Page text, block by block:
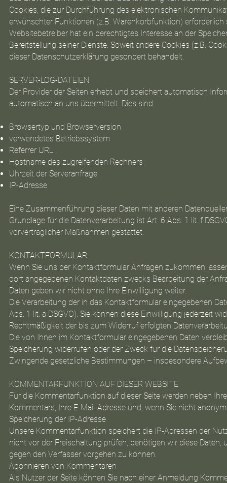
Cookies, die zur Durchführung des elektronischen
erwünschter Funktionen (z.B. Warenkorbfunktion) erforderlich
Websitebetreiber hat ein berechtigtes Interesse an der
Bereitstellung seiner Dienste. Soweit andere Cookies (z.B.
dieser Datenschutzerklärung gesondert behandelt.
SERVER-LOG-DATEIEN
Der Provider der Seiten erhebt und speichert automatisch
automatisch an uns übermittelt. Dies sind:
Browsertyp und Browserversion
verwendetes Betriebssystem
Referrer URL
Hostname des zugreifenden Rechners
Uhrzeit der Serveranfrage
IP-Adresse
Eine Zusammenführung dieser Daten mit anderen
Grundlage für die Datenverarbeitung ist Art. 6 Abs. 1 lit. f
vorvertraglicher Maßnahmen gestattet.
KONTAKTFORMULAR
Wenn Sie uns per Kontaktformular Anfragen zukommen
dort angegebenen Kontaktdaten zwecks Bearbeitung der
Daten geben wir nicht ohne Ihre Einwilligung weiter.
Die Verarbeitung der in das Kontaktformular eingegebenen
Abs. 1 lit. a DSGVO). Sie können diese Einwilligung jederzeit
Rechtmäßigkeit der bis zum Widerruf erfolgten
Die von Ihnen im Kontaktformular eingegebenen Daten
Speicherung widerrufen oder der Zweck für die
Zwingende gesetzliche Bestimmungen – insbesondere
KOMMENTARFUNKTION AUF DIESER WEBSITE
Für die Kommentarfunktion auf dieser Seite werden neben
Kommentars, Ihre E-Mail-Adresse und, wenn Sie nicht
Speicherung der IP-Adresse
Unsere Kommentarfunktion speichert die IP-Adressen der
nicht vor der Freischaltung prüfen, benötigen wir diese
gegen den Verfasser vorgehen zu können.
Abonnieren von Kommentaren
Als Nutzer der Seite können Sie nach einer Anmeldung